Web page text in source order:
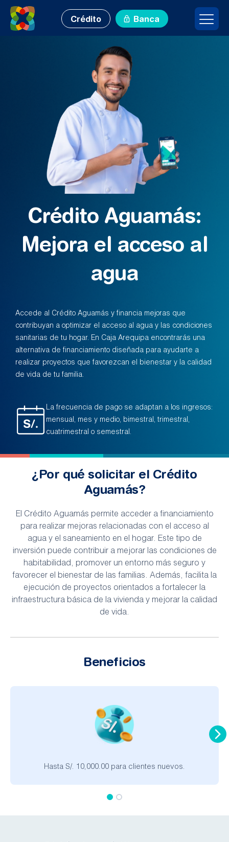
Crédito Banca
Crédito Aguamás:
Mejora el acceso al
agua
Accede al Crédito Aguamás y financia mejoras que
contribuyan a optimizar el acceso al agua y las condiciones
sanitarias de tu hogar. En Caja Arequipa encontrarás una
alternativa de financiamiento diseñada para ayudarte a
realizar proyectos que favorezcan el bienestar y la calidad
de vida de tu familia.
La frecuencia de pago se adaptan a los ingresos:
mensual, mes y medio, bimestral, trimestral,
cuatrimestral o semestral.
¿Por qué solicitar el Crédito
Aguamás?
El Crédito Aguamás permite acceder a financiamiento
para realizar mejoras relacionadas con el acceso al
agua y el saneamiento en el hogar. Este tipo de
inversión puede contribuir a mejorar las condiciones de
habitabilidad, promover un entorno más seguro y
favorecer el bienestar de las familias. Además, facilita la
ejecución de proyectos orientados a fortalecer la
infraestructura básica de la vivienda y mejorar la calidad
de vida.
Beneficios
Hasta S/. 10,000.00 para clientes nuevos.